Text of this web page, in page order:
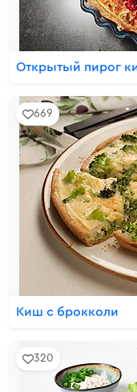
Открытый пирог
669
Киш с брокколи
320